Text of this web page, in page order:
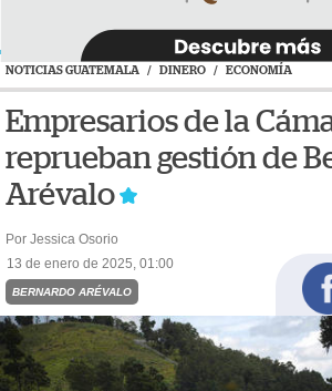
NOTICIAS GUATEMALA / DINERO / ECONOMÍA
Empresarios de la
reprueban gestión de
Arévalo
Por Jessica Osorio
13 de enero de 2025, 01:00
BERNARDO ARÉVALO